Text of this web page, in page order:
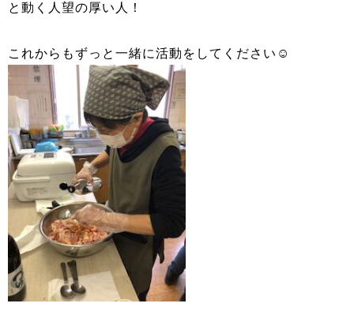
と動く人望の厚い人！
これからもずっと一緒に活動をしてください☺